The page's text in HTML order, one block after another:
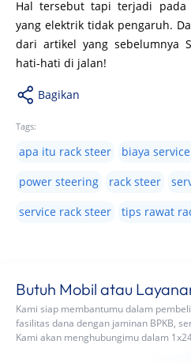
Hal tersebut tapi terjadi
yang elektrik tidak pengaruh.
dari artikel yang sebelumnya
hati-hati di jalan!
Bagikan
Tags:
apa itu rack steer biaya
power steering
rack steer
service rack steer
tips rawat
Butuh Mobil atau
Kami siap membantumu dalam
fasilitas dana dengan jaminan BPKB,
Kami akan menghubungimu dalam